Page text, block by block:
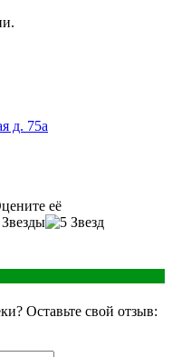
д. 75а
её
Оставьте свой отзыв: